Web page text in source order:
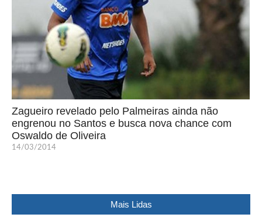
Zagueiro revelado pelo Palmeiras ainda não
engrenou no Santos e busca nova chance com
Oswaldo de Oliveira
14/03/2014
Mais Lidas